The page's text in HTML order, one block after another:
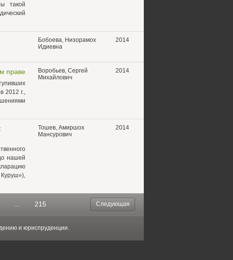
такой
Бобоева, Низорамох
Идиевна
2014
праве
2012 г.,
Воробьев, Сергей
Михайлович
2014
нашей
Тошев, Амиршох
Мансурович
2014
Следующая
215
и юриспруденции.